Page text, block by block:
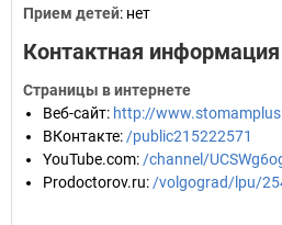
Прием детей: нет
Контактная информация
Страницы в интернете
Веб-сайт: http://
ВКонтакте: /public215222571
YouTube.com: /channel/
Prodoctorov.ru: /volgograd/lpu/